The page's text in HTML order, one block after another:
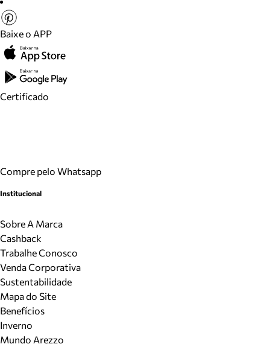
Baixe o APP
Certificado
Compre pelo Whatsapp
Institucional
Sobre A Marca
Cashback
Trabalhe Conosco
Venda Corporativa
Sustentabilidade
Mapa do Site
Benefícios
Inverno
Mundo Arezzo